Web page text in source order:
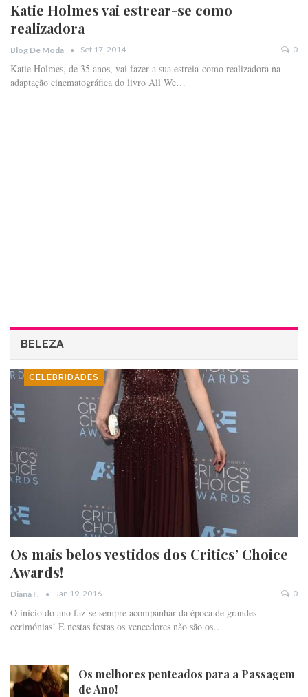
Katie Holmes vai estrear-se como
realizadora
Blog De Moda Set 17, 2014 0
Katie Holmes, de 35 anos, vai fazer a sua estreia como realizadora na
adaptação cinematográfica do livro All We…
BELEZA
CELEBRIDADES
Os mais belos vestidos dos Critics’ Choice
Awards!
Diana F. Jan 19, 2016 0
O início do ano faz-se sempre acompanhar da época de grandes
cerimónias! E nestas festas os vencedores não são os…
Os melhores penteados para a Passagem
de Ano!